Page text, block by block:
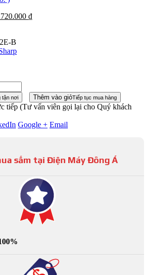
₫.
₫Giá
B
tận nơi Thêm vào giỏTiếp tục mua hàng
tiếp (Tư vấn viên gọi lại cho Quý khách
Google + Email
sắm tại Điện Máy Đông Á